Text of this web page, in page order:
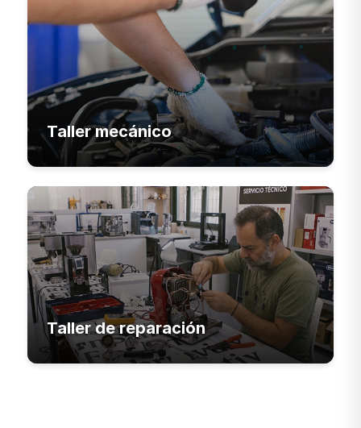
Taller mecánico
Taller de reparación